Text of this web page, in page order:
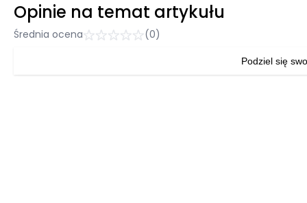
Opinie na temat artykułu
Średnia ocena (0)
Podziel się